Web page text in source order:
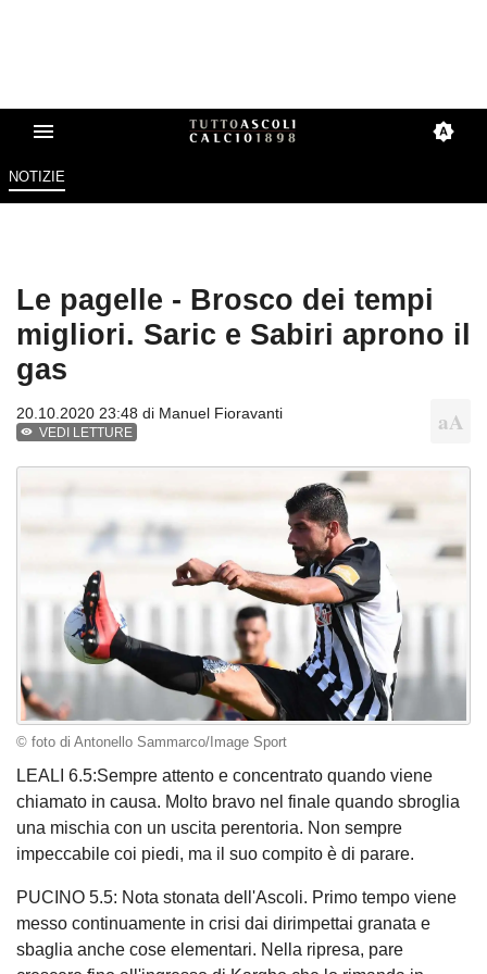
NOTIZIE
Le pagelle - Brosco dei tempi
migliori. Saric e Sabiri aprono il
gas
20.10.2020 23:48 di Manuel Fioravanti
VEDI LETTURE
© foto di Antonello Sammarco/Image Sport
LEALI 6.5:Sempre attento e concentrato quando viene
chiamato in causa. Molto bravo nel finale quando sbroglia
una mischia con un uscita perentoria. Non sempre
impeccabile coi piedi, ma il suo compito è di parare.
PUCINO 5.5: Nota stonata dell'Ascoli. Primo tempo viene
messo continuamente in crisi dai dirimpettai granata e
sbaglia anche cose elementari. Nella ripresa, pare